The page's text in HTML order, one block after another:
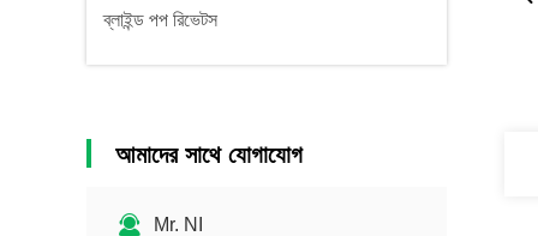
ব্লাইন্ড পপ রিভেটস
আমাদের সাথে যোগাযোগ
Mr. NI